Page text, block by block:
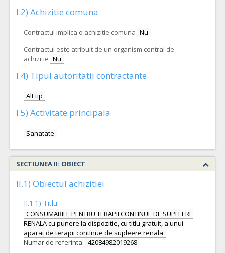
I.2) Achizitie comuna
Contractul implica o achizitie comuna Nu .
Contractul este atribuit de un organism central de
achizitie Nu .
I.4) Tipul autoritatii contractante
Alt tip
I.5) Activitate principala
Sanatate
SECTIUNEA II: OBIECT
II.1) Obiectul achizitiei
II.1.1) Titlu:
CONSUMABILE PENTRU TERAPII CONTINUE DE SUPLEERE
RENALA cu punere la dispozitie, cu titlu gratuit, a unui
aparat de terapii continue de supleere renala
Numar de referinta: 42084982019268